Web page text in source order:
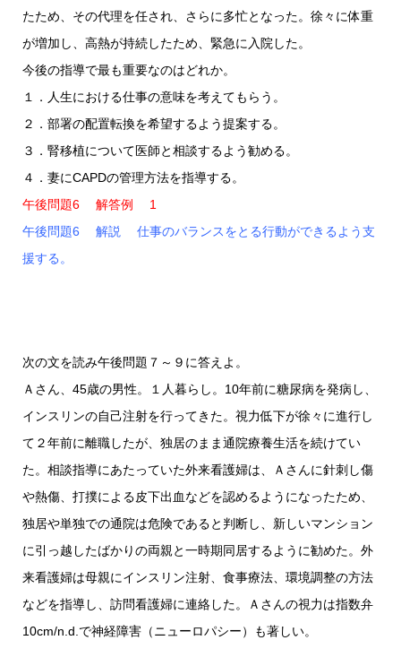
たため、その代理を任され、さらに多忙となった。徐々に体重
が増加し、高熱が持続したため、緊急に入院した。
今後の指導で最も重要なのはどれか。
１．人生における仕事の意味を考えてもらう。
２．部署の配置転換を希望するよう提案する。
３．腎移植について医師と相談するよう勧める。
４．妻にCAPDの管理方法を指導する。
午後問題6 解答例 1
午後問題6 解説 仕事のバランスをとる行動ができるよう支
援する。
次の文を読み午後問題７～９に答えよ。
Ａさん、45歳の男性。１人暮らし。10年前に糖尿病を発病し、
インスリンの自己注射を行ってきた。視力低下が徐々に進行し
て２年前に離職したが、独居のまま通院療養生活を続けてい
た。相談指導にあたっていた外来看護婦は、Ａさんに針刺し傷
や熱傷、打撲による皮下出血などを認めるようになったため、
独居や単独での通院は危険であると判断し、新しいマンション
に引っ越したばかりの両親と一時期同居するように勧めた。外
来看護婦は母親にインスリン注射、食事療法、環境調整の方法
などを指導し、訪問看護婦に連絡した。Ａさんの視力は指数弁
10cm/n.d.で神経障害（ニューロパシー）も著しい。